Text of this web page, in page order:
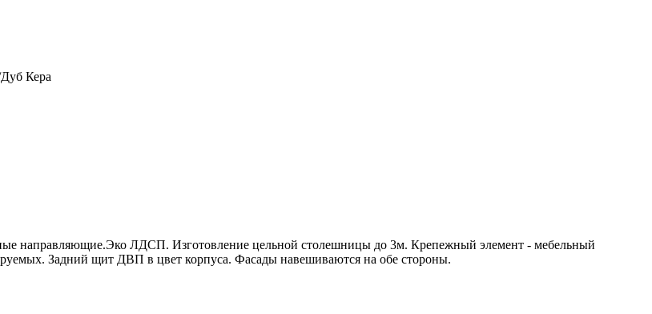
Кера
направляющие.Эко ЛДСП. Изготовление цельной столешницы до 3м. Крепежный элемент - мебельный
Задний щит ДВП в цвет корпуса. Фасады навешиваются на обе стороны.